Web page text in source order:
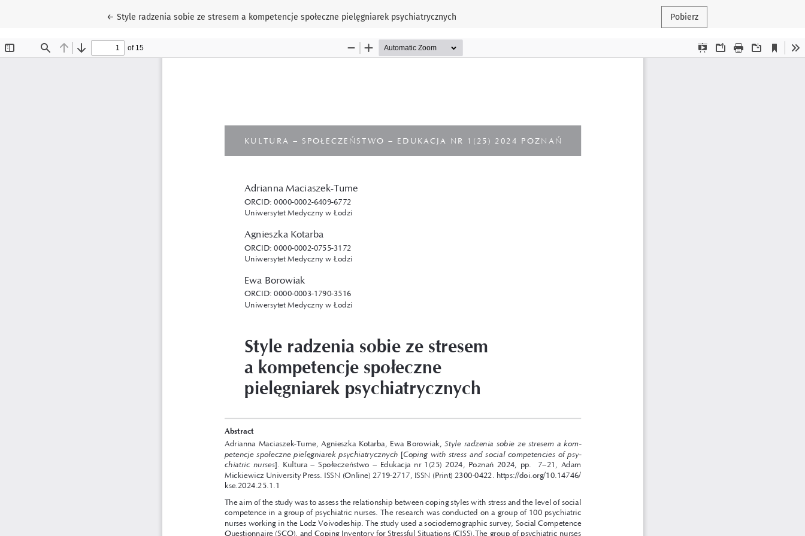
←Wróć do szczegółów artykułu
Style radzenia sobie ze stresem a kompetencje społeczne pielęgniarek psychiatrycznych Pobierz